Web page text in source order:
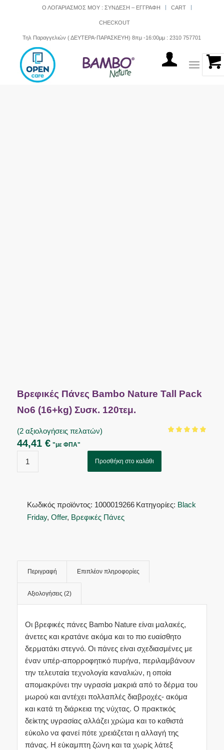
Ο ΛΟΓΑΡΙΑΣΜΟΣ ΜΟΥ : ΣΥΝΔΕΣΗ – ΕΓΓΡΑΦΗ CART
CHECKOUT
Τηλ Παραγγελιών ( ΔΕΥΤΕΡΑ-ΠΑΡΑΣΚΕΥΗ) 8πμ -16:00μμ : 2310 757701
Βρεφικές Πάνες Bambo Nature Tall Pack
No6 (16+kg) Συσκ. 120τεμ.
(2αξιολογήσεις πελατών)
44,41 € "με ΦΠΑ"
Προσθήκη στο καλάθι
Κωδικός προϊόντος: 1000019266 Κατηγορίες: Black
Friday, Offer, Βρεφικές Πάνες
Περιγραφή Επιπλέον πληροφορίες
Αξιολογήσεις (2)
Οι βρεφικές πάνες Bambo Nature είναι μαλακές,
άνετες και κρατάνε ακόμα και το πιο ευαίσθητο
δερματάκι στεγνό. Οι πάνες είναι σχεδιασμένες με
έναν υπέρ-απορροφητικό πυρήνα, περιλαμβάνουν
την τελευταία τεχνολογία καναλιών, η οποία
απομακρύνει την υγρασία μακριά από το δέρμα του
μωρού και αντέχει πολλαπλές διαβροχές- ακόμα
και κατά τη διάρκεια της νύχτας. Ο πρακτικός
δείκτης υγρασίας αλλάζει χρώμα και το καθιστά
εύκολο να φανεί πότε χρειάζεται η αλλαγή της
πάνας. Η εύκαμπτη ζώνη και τα χωρίς λάτεξ